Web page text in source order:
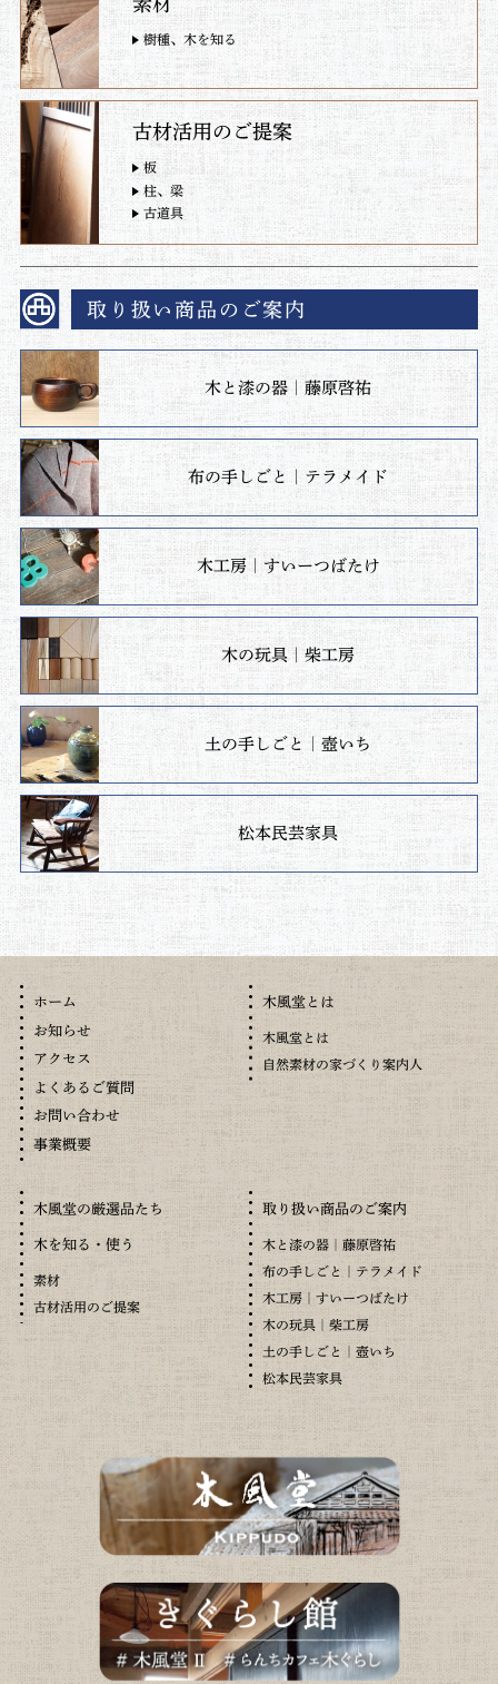
樹種、木を知る
古材活用のご提案
板
柱、梁
古道具
取り扱い商品のご案内
木と漆の器｜藤原啓祐
布の手しごと｜テラメイド
木工房｜すいーつばたけ
木の玩具｜柴工房
土の手しごと｜壺いち
松本民芸家具
ホーム
お知らせ
アクセス
よくあるご質問
お問い合わせ
事業概要
木風堂とは
木風堂とは
自然素材の家づくり案内人
木風堂の厳選品たち
木を知る・使う
素材
古材活用のご提案
取り扱い商品のご案内
木と漆の器｜藤原啓祐
布の手しごと｜テラメイド
木工房｜すいーつばたけ
木の玩具｜柴工房
土の手しごと｜壺いち
松本民芸家具